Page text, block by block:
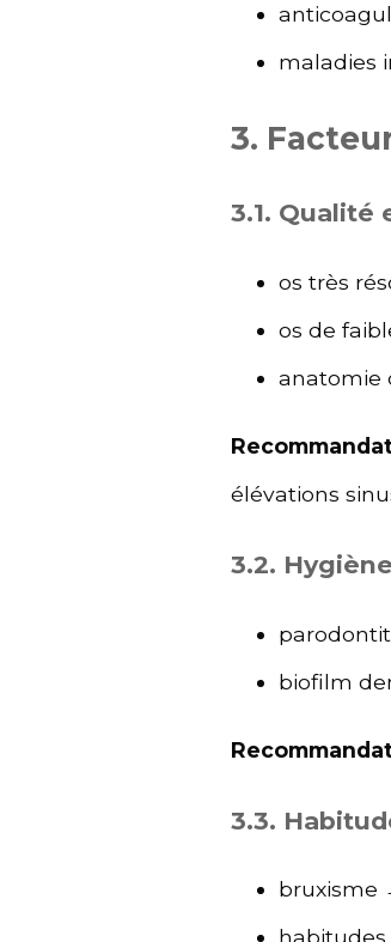
maladies
3.
3.1. Qualité
os très
os de
anatomie
élévations
3.2.
biofilm
3.3.
bruxisme